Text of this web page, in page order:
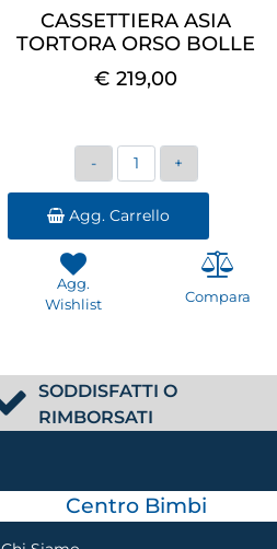
CASSETTIERA ASIA
TORTORA ORSO BOLLE
€ 219,00
Quantità
Agg. Carrello
Agg.
Wishlist
Compara
SODDISFATTI O
RIMBORSATI
Centro Bimbi